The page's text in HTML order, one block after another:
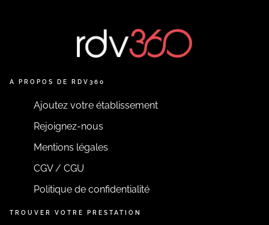
A PROPOS DE RDV360
Ajoutez votre établissement
Rejoignez-nous
Mentions légales
CGV / CGU
Politique de confidentialité
TROUVER VOTRE PRESTATION